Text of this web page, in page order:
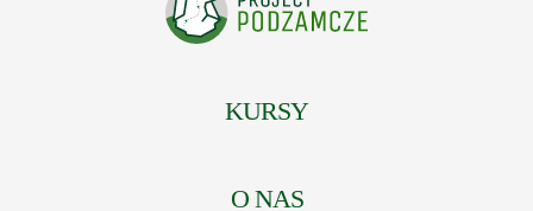
KURSY
O NAS